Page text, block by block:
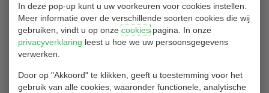
In deze pop-up kunt u uw voorkeuren voor cookies instellen.
Meer informatie over de verschillende soorten cookies die wij
gebruiken, vindt u op onzecookiespagina. In onze
privacyverklaring leest u hoe we uw persoonsgegevens
verwerken.
Door op "Akkoord" te klikken, geeft u toestemming voor het
gebruik van alle cookies, waaronder functionele, analytische